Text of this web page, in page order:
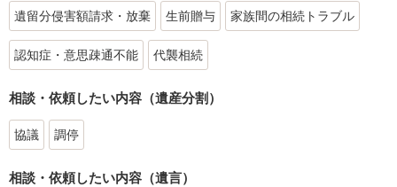
遺留分侵害額請求・放棄 生前贈与 家族間の相続トラブル
認知症・意思疎通不能 代襲相続
相談・依頼したい内容（遺産分割）
協議 調停
相談・依頼したい内容（遺言）